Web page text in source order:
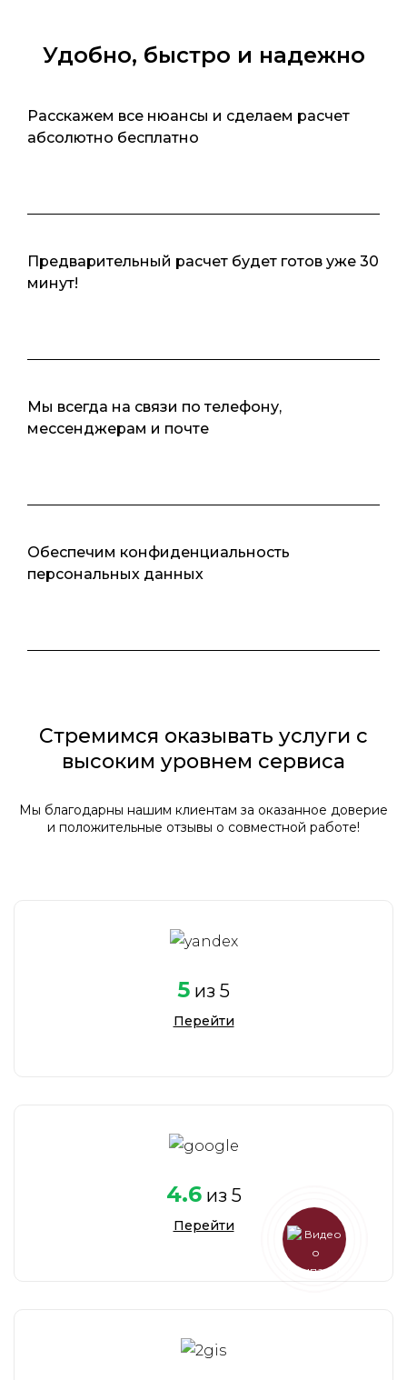
Удобно, быстро и надежно
Расскажем все нюансы и сделаем расчет
абсолютно бесплатно
Предварительный расчет будет готов уже 30
минут!
Мы всегда на связи по телефону,
мессенджерам и почте
Обеспечим конфиденциальность
персональных данных
Стремимся оказывать услуги с
высоким уровнем сервиса
Мы благодарны нашим клиентам за оказанное доверие
и положительные отзывы о совместной работе!
5 из 5
Перейти
4.6из 5
Перейти